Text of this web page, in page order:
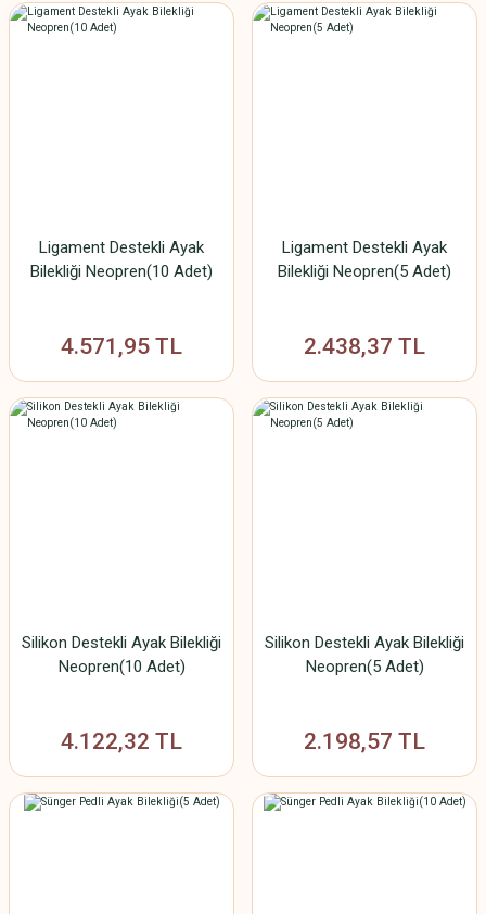
Ligament Destekli Ayak
Bilekliği Neopren(10 Adet)
4.571,95 TL
Ligament Destekli Ayak
Bilekliği Neopren(5 Adet)
2.438,37 TL
Silikon Destekli Ayak Bilekliği
Neopren(10 Adet)
4.122,32 TL
Silikon Destekli Ayak Bilekliği
Neopren(5 Adet)
2.198,57 TL